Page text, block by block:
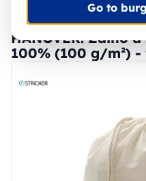
Go to
HANOVER. Zaino
100% (100 g/m²)